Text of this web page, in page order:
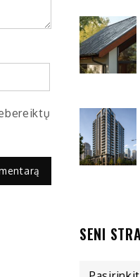
SENI